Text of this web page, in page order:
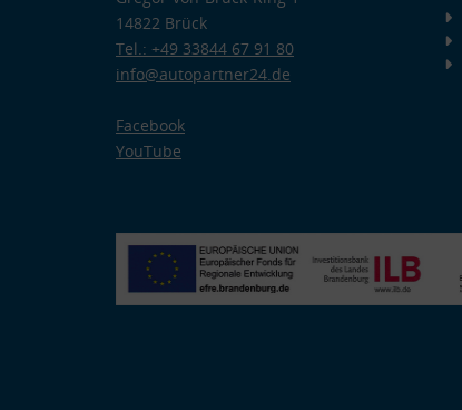
14822 Brück
Tel.: +49 33844 67 91 80
info@autopartner24.de
Facebook
YouTube